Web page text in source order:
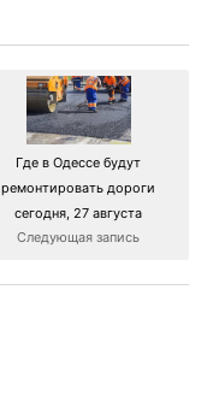
Где в Одессе будут
ремонтировать дороги
сегодня, 27 августа
Следующая запись